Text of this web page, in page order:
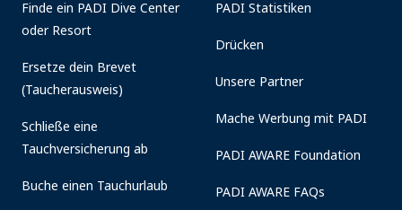
Finde ein PADI Dive Center
oder Resort
Ersetze dein Brevet
(Taucherausweis)
Schließe eine
Tauchversicherung ab
Buche einen Tauchurlaub
PADI Statistiken
Drücken
Unsere Partner
Mache Werbung mit PADI
PADI AWARE Foundation
PADI AWARE FAQs